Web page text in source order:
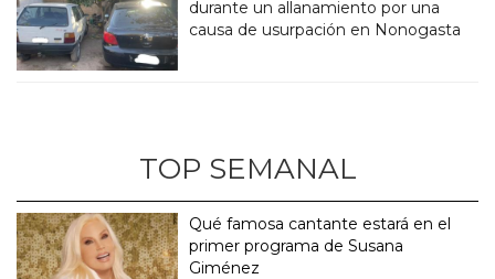
durante un allanamiento por una
causa de usurpación en Nonogasta
TOP SEMANAL
Qué famosa cantante estará en el
primer programa de Susana
Giménez